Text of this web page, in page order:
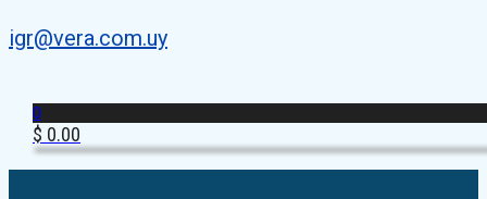
igr@vera.com.uy
0
$ 0.00